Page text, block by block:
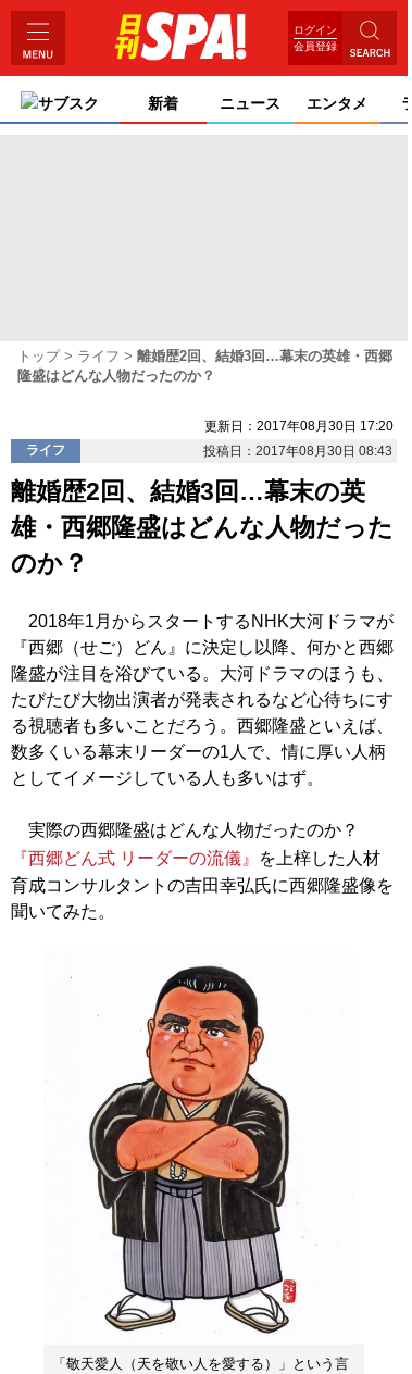
ログイン
会員登録
サブスク 新着 ニュース エンタメ
トップ ライフ
離婚歴2回、結婚3回…幕末の英雄・西郷
隆盛はどんな人物だったのか？
更新日：2017年08月30日 17:20
ライフ
投稿日：2017年08月30日 08:43
離婚歴2回、結婚3回…幕末の英
雄・西郷隆盛はどんな人物だった
のか？
2018年1月からスタートするNHK大河ドラマが
『西郷（せご）どん』に決定し以降、何かと西郷
隆盛が注目を浴びている。大河ドラマのほうも、
たびたび大物出演者が発表されるなど心待ちにす
る視聴者も多いことだろう。西郷隆盛といえば、
数多くいる幕末リーダーの1人で、情に厚い人柄
としてイメージしている人も多いはず。
実際の西郷隆盛はどんな人物だったのか？
『西郷どん式 リーダーの流儀』
を上梓した人材
育成コンサルタントの吉田幸弘氏に西郷隆盛像を
聞いてみた。
「敬天愛人（天を敬い人を愛する）」という言